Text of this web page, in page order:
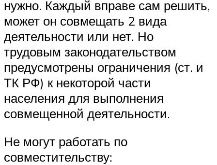
нужно. Каждый вправе сам решить,
может он совмещать 2 вида
деятельности или нет. Но
трудовым законодательством
предусмотрены ограничения (ст. и
ТК РФ) к некоторой части
населения для выполнения
совмещенной деятельности.
Не могут работать по
совместительству: